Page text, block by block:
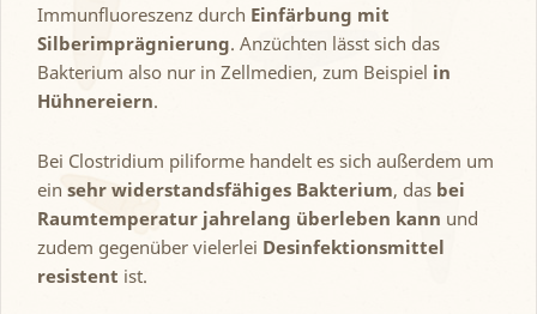
Immunfluoreszenz durch Einfärbung mit
Silberimprägnierung. Anzüchten lässt sich das
Bakterium also nur in Zellmedien, zum Beispiel in
Hühnereiern.
Bei Clostridium piliforme handelt es sich außerdem um
ein sehr widerstandsfähiges Bakterium, das bei
Raumtemperatur jahrelang überleben kann und
zudem gegenüber vielerlei Desinfektionsmittel
resistent ist.